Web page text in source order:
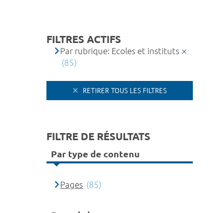
FILTRES ACTIFS
Par rubrique: Ecoles et instituts
(85)
RETIRER TOUS LES FILTRES
FILTRE DE RÉSULTATS
Par type de contenu
Pages (85)